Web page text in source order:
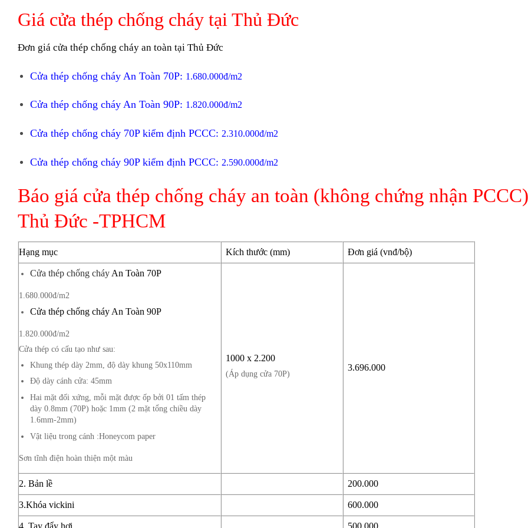
Giá cửa thép chống cháy tại Thủ Đức
Đơn giá cửa thép chống cháy an toàn tại Thủ Đức
Cửa thép chống cháyAn Toàn 70P: 1.680.000đ/m2
Cửa thép chống cháy An Toàn 90P: 1.820.000đ/m2
Cửa thép chống cháy 70P kiểm định PCCC: 2.310.000đ/m2
Cửa thép chống cháy 90P kiểm định PCCC: 2.590.000đ/m2
Báo giá cửa thép chống cháy an toàn (không chứng nhận
Thủ Đức -TPHCM
Hạng mục Kích thước (mm) Đơn giá (vnđ/bộ)
Cửa thép chống cháyAn Toàn 70P
1.680.000đ/m2
Cửa thép chống cháy An Toàn 90P
1.820.000đ/m2
Cửa thép có cấu tạo như sau:
Khung thép dày 2mm , độ dày khung 50x110mm
Độ dày cánh cửa: 45mm
Hai mặt đối xứng, mỗi mặt được ốp bởi 01 tấm thép
dày 0.8mm (70P) hoặc 1mm (2 mặt tổng chiều dày
1.6mm-2mm)
Vật liệu trong cánh :Honeycom paper
Sơn tĩnh điện hoàn thiện một màu
1000 x 2.200
(Áp dụng cửa 70P)
3.696.000
2. Bản lề 200.000
3.Khóa vickini 600.000
4. Tay đẩy hơi 500.000